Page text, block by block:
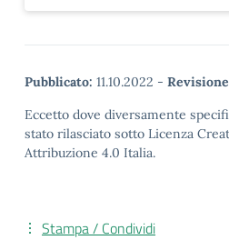
Pubblicato: 11.10.2022 -
Eccetto dove diversamente
stato rilasciato sotto Licenza
Attribuzione 4.0 Italia.
Stampa / Condividi